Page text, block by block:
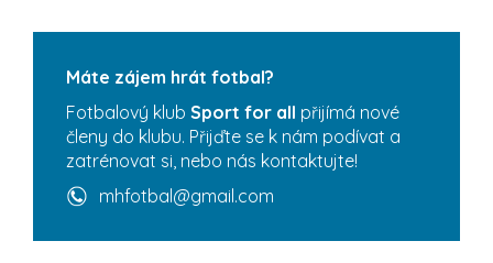
Máte zájem hrát fotbal?
Fotbalový klub Sport for all přijímá nové
členy do klubu. Přijďte se k nám podívat a
zatrénovat si, nebo nás kontaktujte!
mhfotbal@gmail.com